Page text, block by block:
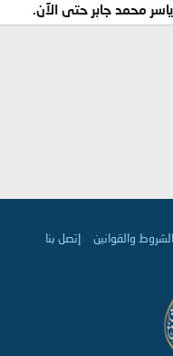
محمد جابر حتى الآن.
الشروط والقوانين إتصل بنا